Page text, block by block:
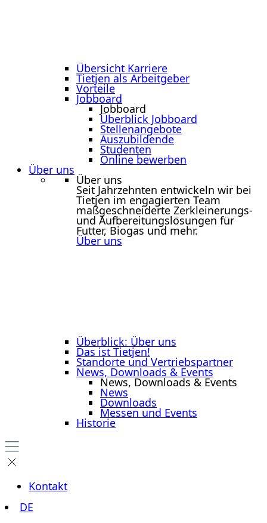
Übersicht Karriere
Tietjen als Arbeitgeber
Vorteile
Jobboard
Jobboard
Überblick Jobboard
Stellenangebote
Auszubildende
Studenten
Online bewerben
Über uns
Über uns
Seit Jahrzehnten entwickeln wir bei
Tietjen im engagierten Team
maßgeschneiderte Zerkleinerungs-
und Aufbereitungslösungen für
Futter, Biogas und mehr.
Über uns
Überblick: Über uns
Das ist Tietjen!
Standorte und Vertriebspartner
News, Downloads & Events
News, Downloads & Events
News
Downloads
Messen und Events
Historie
Kontakt
DE